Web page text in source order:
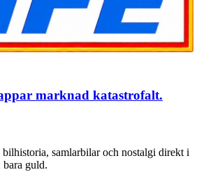
marknad katastrofalt.
bilhistoria, samlarbilar och nostalgi direkt i
guld.